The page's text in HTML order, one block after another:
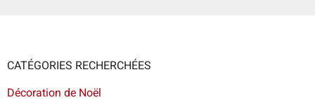
CATÉGORIES RECHERCHÉES
Décoration de Noël